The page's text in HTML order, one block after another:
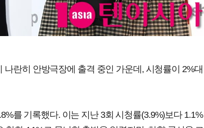
란히 안방극장에 출격 중인 가운데, 시청률이 2%대
를 기록했다. 이는 지난 3회 시청률(3.9%)보다 1.1%